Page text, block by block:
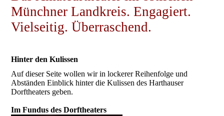
Münchner Landkreis. Engagiert.
Vielseitig. Überraschend.
Hinter den Kulissen
Auf dieser Seite wollen wir in lockerer Reihenfolge und
Abständen Einblick hinter die Kulissen des Harthauser
Dorftheaters geben.
Im Fundus des Dorftheaters